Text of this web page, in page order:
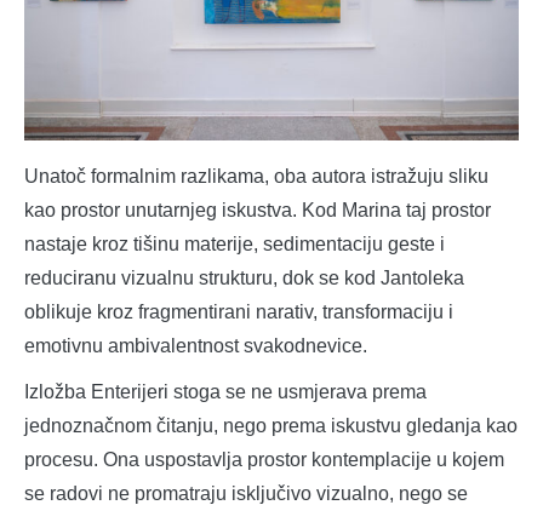
Unatoč formalnim razlikama, oba autora istražuju sliku
kao prostor unutarnjeg iskustva. Kod Marina taj prostor
nastaje kroz tišinu materije, sedimentaciju geste i
reduciranu vizualnu strukturu, dok se kod Jantoleka
oblikuje kroz fragmentirani narativ, transformaciju i
emotivnu ambivalentnost svakodnevice.
Izložba Enterijeri stoga se ne usmjerava prema
jednoznačnom čitanju, nego prema iskustvu gledanja kao
procesu. Ona uspostavlja prostor kontemplacije u kojem
se radovi ne promatraju isključivo vizualno, nego se